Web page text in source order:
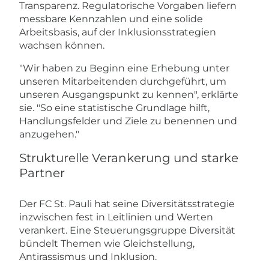
Transparenz. Regulatorische Vorgaben liefern
messbare Kennzahlen und eine solide
Arbeitsbasis, auf der Inklusionsstrategien
wachsen können.
"Wir haben zu Beginn eine Erhebung unter
unseren Mitarbeitenden durchgeführt, um
unseren Ausgangspunkt zu kennen", erklärte
sie. "So eine statistische Grundlage hilft,
Handlungsfelder und Ziele zu benennen und
anzugehen."
Strukturelle Verankerung und starke
Partner
Der FC St. Pauli hat seine Diversitätsstrategie
inzwischen fest in Leitlinien und Werten
verankert. Eine Steuerungsgruppe Diversität
bündelt Themen wie Gleichstellung,
Antirassismus und Inklusion.